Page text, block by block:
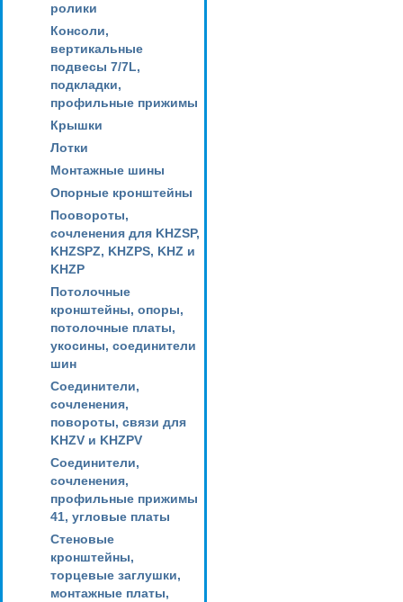
ролики
Консоли,
вертикальные
подвесы 7/7L,
подкладки,
профильные прижимы
Крышки
Лотки
Монтажные шины
Опорные кронштейны
Поовороты,
сочленения для KHZSP,
KHZSPZ, KHZPS, KHZ и
KHZP
Потолочные
кронштейны, опоры,
потолочные платы,
укосины, соединители
шин
Соединители,
сочленения,
повороты, связи для
KHZV и KHZPV
Соединители,
сочленения,
профильные прижимы
41, угловые платы
Стеновые
кронштейны,
торцевые заглушки,
монтажные платы,